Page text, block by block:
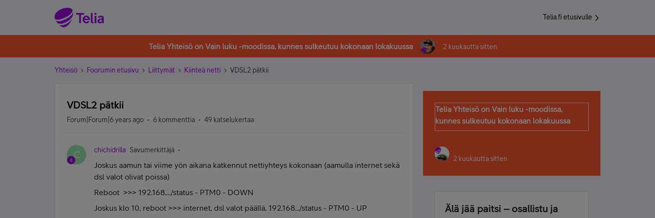
Telia.fi etusivulle
Telia Yhteisö on Vain luku -moodissa, kunnes sulkeutuu kokonaan lokakuussa 2 kuukautta sitten
Yhteisö Foorumin etusivu Liittymät Kiinteä netti VDSL2 pätkii
VDSL2 pätkii
Forum|Forum|6 years ago 6 kommenttia 49 katselukertaa
C chichidrilla Savumerkittäjä
Joskus aamun tai viime yön aikana katkennut nettiyhteys kokonaan (aamulla internet sekä
dsl valot olivat poissa)
Reboot >>> 192.168..../status - PTM0 - DOWN
Joskus klo 10, reboot >>> internet, dsl valot päällä. 192.168.../status - PTM0 - UP
Telia Yhteisö on Vain luku -moodissa,
kunnes sulkeutuu kokonaan lokakuussa
2 kuukautta sitten
Älä jää paitsi – osallistu ja